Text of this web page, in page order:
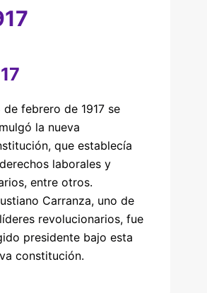
de febrero de 1917 se
la nueva
que establecía
laborales y
entre otros.
Carranza, uno de
revolucionarios, fue
presidente bajo esta
constitución.